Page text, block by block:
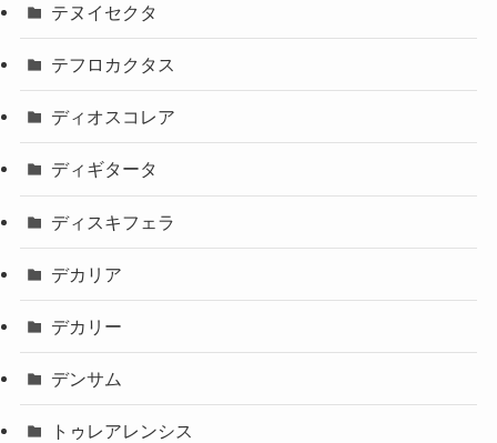
テヌイセクタ
テフロカクタス
ディオスコレア
ディギタータ
ディスキフェラ
デカリア
デカリー
デンサム
トゥレアレンシス